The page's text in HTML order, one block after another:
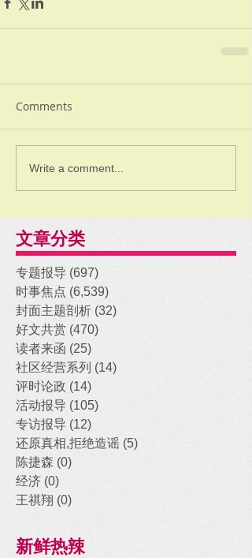
Comments
Write a comment...
文章分类
专题报导 (697)
时事焦点 (6,539)
封面主题剖析 (32)
好文共赏 (470)
读者来函 (25)
社区经营系列 (14)
评时论政 (14)
活动报导 (105)
专访报导 (12)
还原真相,拒绝造谣 (5)
陈捷森 (0)
经济 (0)
王祺翔 (0)
新鲜热辣